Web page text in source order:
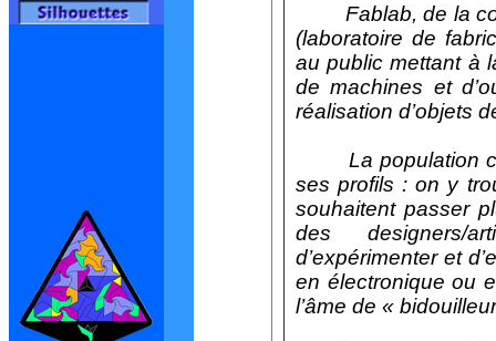
Fablab, de la
(laboratoire de
au public mettant à
de machines et
réalisation d’objets
La population
ses profils : on y
souhaitent passer
des designers/
d’expérimenter et
en électronique ou
l’âme de «